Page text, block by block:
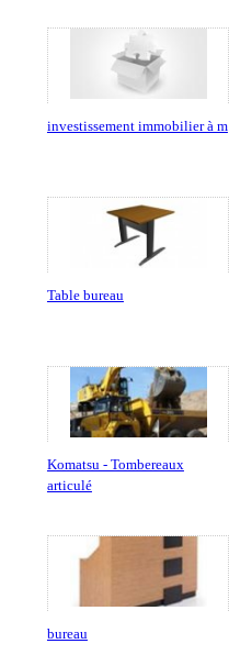
investissement immobilier à m
Table bureau
Komatsu - Tombereaux
articulé
bureau